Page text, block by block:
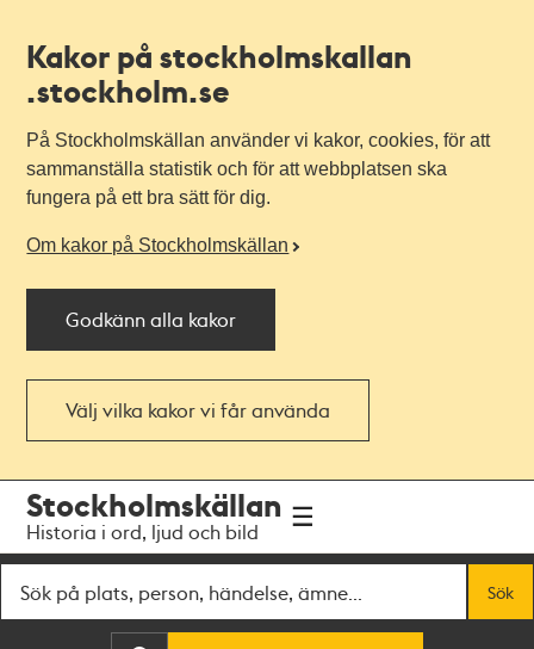
Kakor på stockholmskallan
.stockholm.se
På Stockholmskällan använder vi kakor, cookies, för att
sammanställa statistik och för att webbplatsen ska
fungera på ett bra sätt för dig.
Om kakor på Stockholmskällan
Godkänn alla kakor
Välj vilka kakor vi får använda
navigationen
huvudinnehållet
Stockholmskällan
Historia i ord, ljud och bild
Sök